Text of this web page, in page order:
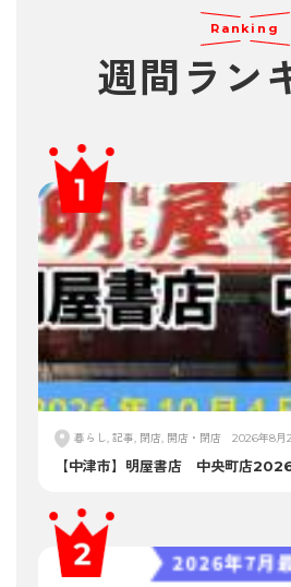
Ranking
週間ラン
暮らし, 記事, 閉店, 開店・閉店 2026年8月
【中津市】明屋書店 中央町店